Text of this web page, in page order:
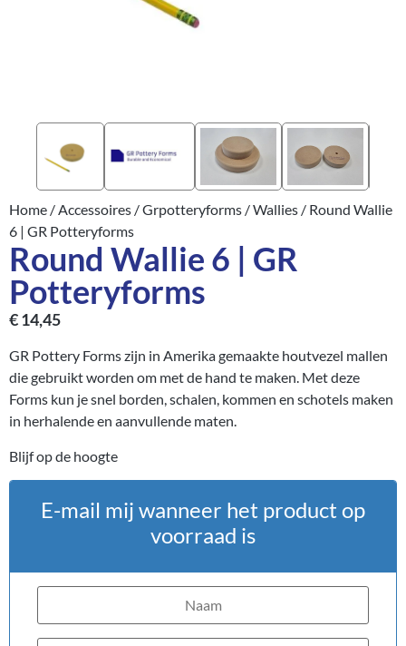
Home /Accessoires /Grpotteryforms /Wallies / Round Wallie
6 | GR Potteryforms
Round Wallie 6 | GR
Potteryforms
€14,45
GR Pottery Forms zijn in Amerika gemaakte houtvezel mallen
die gebruikt worden om met de hand te maken. Met deze
Forms kun je snel borden, schalen, kommen en schotels maken
in herhalende en aanvullende maten.
Blijf op de hoogte
E-mail mij wanneer het product op
voorraad is